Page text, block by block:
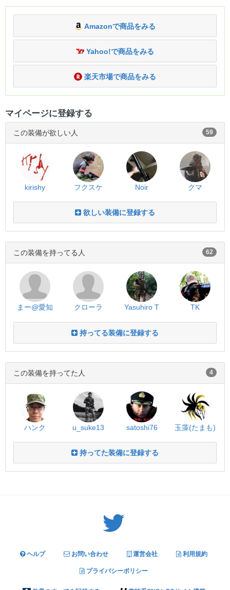
Amazonで商品をみる
Yahoo!で商品をみる
楽天市場で商品をみる
マイページに登録する
この装備が欲しい人 59
kirishy フクスケ Noir クマ
欲しい装備に登録する
この装備を持ってる人 62
まー@愛知 クローラ Yasuhiro T TK
持ってる装備に登録する
この装備を持ってた人 4
ハンク u_suke13 satoshi76 玉藻(たまも)
持ってた装備に登録する
ヘルプ お問い合わせ 運営会社 利用規約
プライバシーポリシー